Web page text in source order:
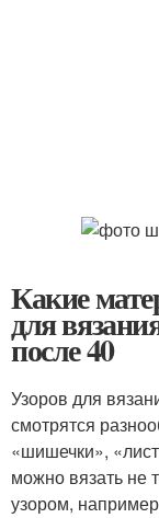
Какие
для
после 40
Узоров для
смотрятся
«шишечки»,
можно вязать не
узором,